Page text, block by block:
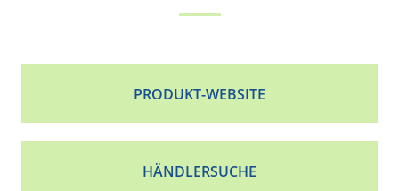
PRODUKT-WEBSITE
HÄNDLERSUCHE